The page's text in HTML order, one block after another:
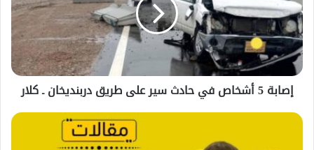
إصابة 5 أشخاص في حادث سير على طريق دربنديخان ـ كلار